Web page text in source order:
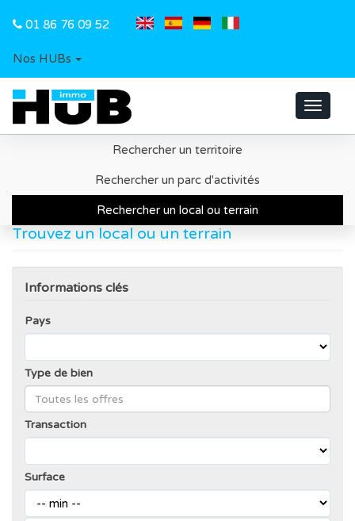
01 86 76 09 52
Nos HUBs
Toggle
Rechercher un territoire
Rechercher un parc d'activités
Rechercher un local ou terrain
Recherche d'un local ou d'un terrain
Trouvez un local ou un terrain
Informations clés
Pays
Type de bien
Transaction
Surface